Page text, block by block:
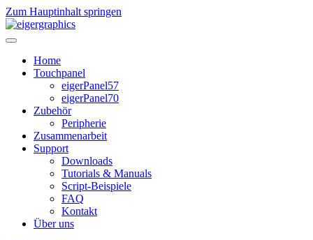
Zum Hauptinhalt springen
Home
Touchpanel
eigerPanel57
eigerPanel70
Zubehör
Peripherie
Zusammenarbeit
Support
Downloads
Tutorials & Manuals
Script-Beispiele
FAQ
Kontakt
Über uns